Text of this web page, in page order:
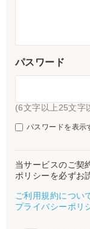
パスワード
(6文字以上25文字
パスワードを表示
当サービスのご契
ポリシーを必ずお
ご利用規約につい
プライバシーポリ